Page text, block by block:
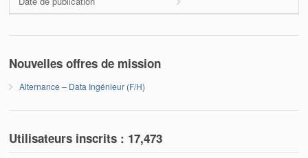
Nouvelles offres de mission
Alternance – Data Ingénieur (F/H)
Utilisateurs inscrits : 17,473